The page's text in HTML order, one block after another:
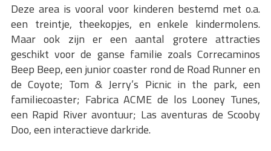
Deze area is vooral voor kinderen bestemd met o.a.
een treintje, theekopjes, en enkele kindermolens.
Maar ook zijn er een aantal grotere attracties
geschikt voor de ganse familie zoals Correcaminos
Beep Beep, een junior coaster rond de Road Runner en
de Coyote; Tom & Jerry’s Picnic in the park, een
familiecoaster; Fabrica ACME de los Looney Tunes,
een Rapid River avontuur; Las aventuras de Scooby
Doo, een interactieve darkride.